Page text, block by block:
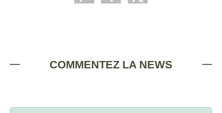
COMMENTEZ LA NEWS